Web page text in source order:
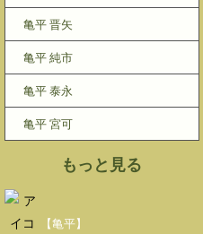
亀平 晋矢
亀平 純市
亀平 泰永
亀平 宮可
もっと見る
【亀平】